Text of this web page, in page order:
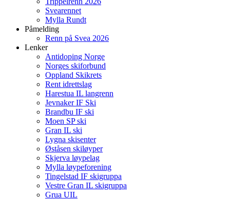
Svearennet
Mylla Rundt
Påmelding
Renn på Svea 2026
Lenker
Antidoping Norge
Norges skiforbund
Oppland Skikrets
Rent idrettslag
Harestua IL langrenn
Jevnaker IF Ski
Brandbu IF ski
Moen SP ski
Gran IL ski
Lygna skisenter
Øståsen skiløyper
Skjerva løypelag
Mylla løypeforening
Tingelstad IF skigruppa
Vestre Gran IL skigruppa
Grua UIL